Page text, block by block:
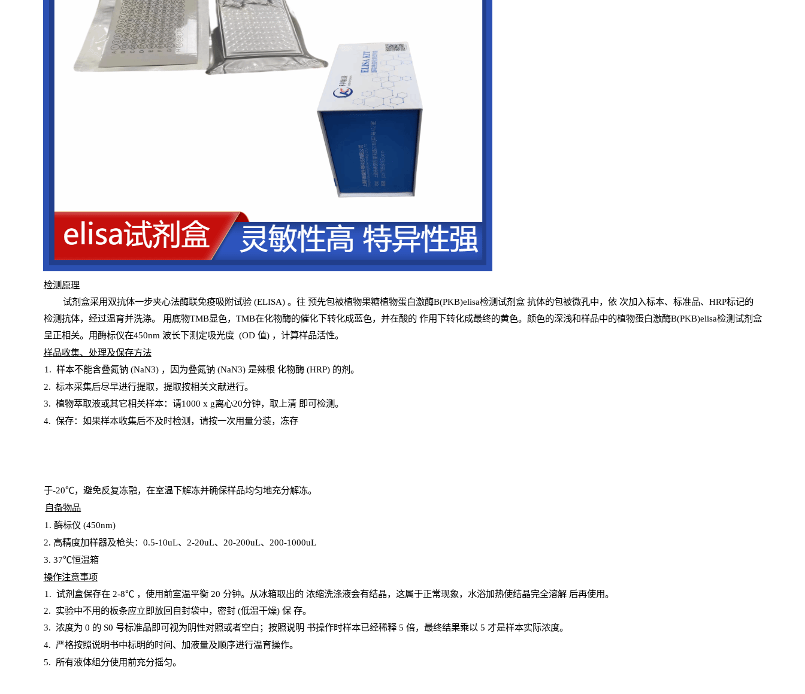
检测原理
试剂盒采用双抗体一步夹心法酶联免疫吸附试验(ELISA) 。往 预先包被植物果糖植物蛋白激酶B(PKB)elisa检测试剂盒抗体的包被微孔中，依 次加入标本、标准品、 HRP标记的
检测抗体，经过温育并洗涤。 用底物TMB显色， TMB在化物酶的催化下转化成蓝色，并在酸的 作用下转化成最终的黄色。颜色的深浅和样品中的植物蛋白激酶B(PKB)elisa检测试剂盒
呈正相关。用酶标仪在450nm 波长下测定吸光度 (OD 值) ，计算样品活性。
样品收集、处理及保存方法
1 . 样本不能含叠氮钠(NaN3) ，因为叠氮钠 (NaN3) 是辣根 化物酶(HRP) 的剂。
2. 标本采集后尽早进行提取，提取按相关文献进行。
3. 植物萃取液或其它相关样本：请1000 x g离心20分钟，取上清 即可检测。
4. 保存：如果样本收集后不及时检测，请按一次用量分装，冻存
于-20℃，避免反复冻融，在室温下解冻并确保样品均匀地充分解冻。
自备物品
1 . 酶标仪 (450nm)
2. 高精度加样器及枪头： 0.5-10uL、 2-20uL、 20-200uL、 200-1000uL
3. 37℃恒温箱
操作注意事项
1. 试剂盒保存在 2-8℃ ，使用前室温平衡 20 分钟。从冰箱取出的 浓缩洗涤液会有结晶，这属于正常现象，水浴加热使结晶完全溶解 后再使用。
2. 实验中不用的板条应立即放回自封袋中，密封(低温干燥) 保 存。
3. 浓度为 0 的 S0 号标准品即可视为阴性对照或者空白；按照说明 书操作时样本已经稀释5 倍，最终结果乘以 5 才是样本实际浓度。
4. 严格按照说明书中标明的时间、加液量及顺序进行温育操作。
5. 所有液体组分使用前充分摇匀。